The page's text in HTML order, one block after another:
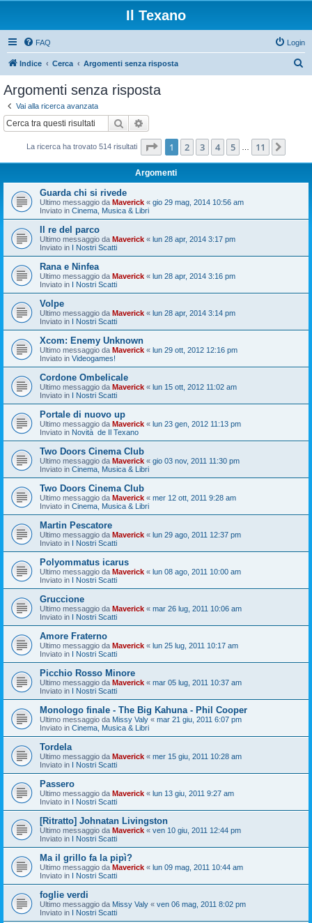
Il Texano
FAQ Login
Indice Cerca Argomenti senza risposta
Argomenti senza risposta
Vai alla ricerca avanzata
Cerca
La ricerca ha trovato 514 risultati Pagina di 11
1 2 3 4 5 11
Argomenti
Guarda chi si rivede
Ultimo messaggio da Maverick « gio 29 mag, 2014 10:56 am
Inviato in Cinema, Musica & Libri
Il re del parco
Ultimo messaggio da Maverick « lun 28 apr, 2014 3:17 pm
Inviato in I Nostri Scatti
Rana e Ninfea
Ultimo messaggio da Maverick « lun 28 apr, 2014 3:16 pm
Inviato in I Nostri Scatti
Volpe
Ultimo messaggio da Maverick « lun 28 apr, 2014 3:14 pm
Inviato in I Nostri Scatti
Xcom: Enemy Unknown
Ultimo messaggio da Maverick « lun 29 ott, 2012 12:16 pm
Inviato in Videogames!
Cordone Ombelicale
Ultimo messaggio da Maverick « lun 15 ott, 2012 11:02 am
Inviato in I Nostri Scatti
Portale di nuovo up
Ultimo messaggio da Maverick « lun 23 gen, 2012 11:13 pm
Inviato in Novità de Il Texano
Two Doors Cinema Club
Ultimo messaggio da Maverick « gio 03 nov, 2011 11:30 pm
Inviato in Cinema, Musica & Libri
Two Doors Cinema Club
Ultimo messaggio da Maverick « mer 12 ott, 2011 9:28 am
Inviato in Cinema, Musica & Libri
Martin Pescatore
Ultimo messaggio da Maverick « lun 29 ago, 2011 12:37 pm
Inviato in I Nostri Scatti
Polyommatus icarus
Ultimo messaggio da Maverick « lun 08 ago, 2011 10:00 am
Inviato in I Nostri Scatti
Gruccione
Ultimo messaggio da Maverick « mar 26 lug, 2011 10:06 am
Inviato in I Nostri Scatti
Amore Fraterno
Ultimo messaggio da Maverick « lun 25 lug, 2011 10:17 am
Inviato in I Nostri Scatti
Picchio Rosso Minore
Ultimo messaggio da Maverick « mar 05 lug, 2011 10:37 am
Inviato in I Nostri Scatti
Monologo finale - The Big Kahuna - Phil Cooper
Ultimo messaggio da Missy Valy « mar 21 giu, 2011 6:07 pm
Inviato in Cinema, Musica & Libri
Tordela
Ultimo messaggio da Maverick « mer 15 giu, 2011 10:28 am
Inviato in I Nostri Scatti
Passero
Ultimo messaggio da Maverick « lun 13 giu, 2011 9:27 am
Inviato in I Nostri Scatti
[Ritratto] Johnatan Livingston
Ultimo messaggio da Maverick « ven 10 giu, 2011 12:44 pm
Inviato in I Nostri Scatti
Ma il grillo fa la pipì?
Ultimo messaggio da Maverick « lun 09 mag, 2011 10:44 am
Inviato in I Nostri Scatti
foglie verdi
Ultimo messaggio da Missy Valy « ven 06 mag, 2011 8:02 pm
Inviato in I Nostri Scatti